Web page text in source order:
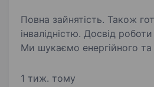
Повна зайнятість. Також
інвалідністю. Досвід
Ми шукаємо енергійного та
та волонтерства і молоді
1 тиж. тому